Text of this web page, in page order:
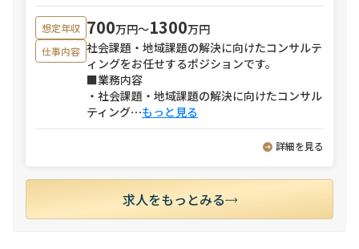
想定年収 700万円〜1300万円
仕事内容 社会課題・地域課題の解決に向けたコンサルテ
ィングをお任せするポジションです。
■業務内容
・社会課題・地域課題の解決に向けたコンサル
ティング⋯もっと見る
詳細を見る
求人をもっとみる